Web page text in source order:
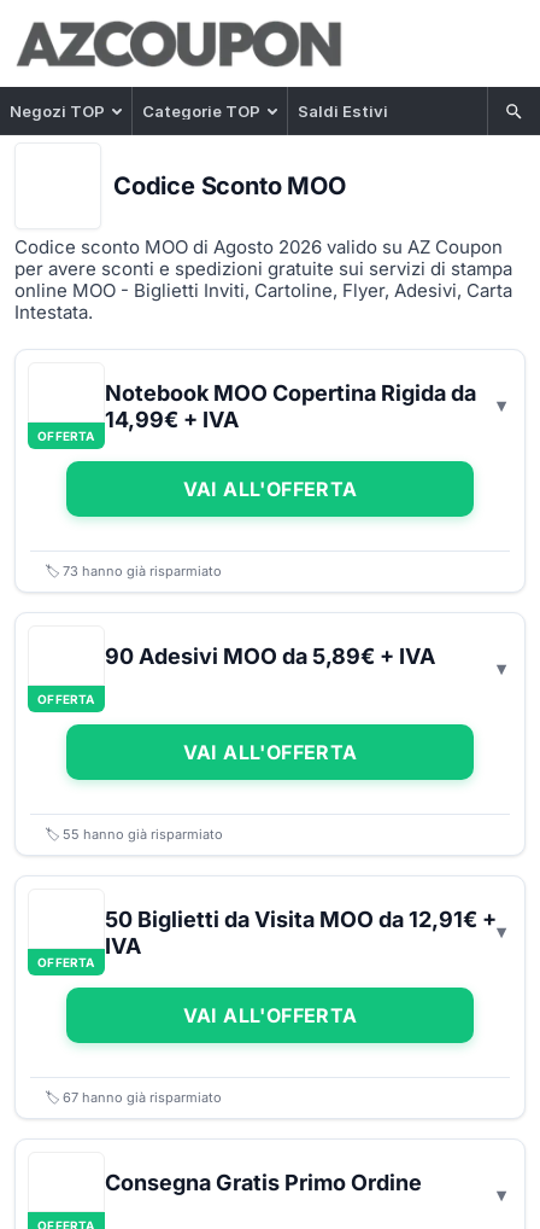
Negozi TOP Categorie TOP Saldi Estivi
Codice Sconto MOO
Codice sconto MOO di Agosto 2026 valido su AZ Coupon
per avere sconti e spedizioni gratuite sui servizi di stampa
online MOO - Biglietti Inviti, Cartoline, Flyer, Adesivi, Carta
Intestata.
OFFERTA
Notebook MOO Copertina Rigida da
14,99€ + IVA
VAI ALL'OFFERTA
🏷️ 73 hanno già risparmiato
OFFERTA
90 Adesivi MOO da 5,89€ + IVA
VAI ALL'OFFERTA
🏷️ 55 hanno già risparmiato
OFFERTA
50 Biglietti da Visita MOO da 12,91€ +
IVA
VAI ALL'OFFERTA
🏷️ 67 hanno già risparmiato
OFFERTA
Consegna Gratis Primo Ordine